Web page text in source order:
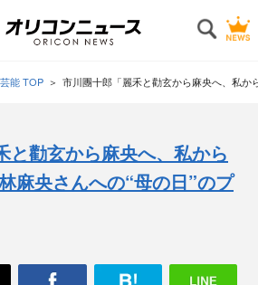
芸能 TOP 市川團十郎「麗禾と勸玄から麻央へ、私か
と勸玄から麻央へ、私から
麻央さんへの“母の日”のプ